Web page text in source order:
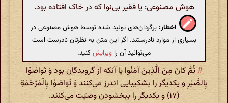
هوش مصنوعی: یا فقیر بی‌نوا که در خاک افتاده بود.
اخطار: برگردان‌های تولید شده توسط هوش مصنوعی در
بسیاری از موارد نادرستند. اگر این متن به نظرتان نادرست است
می‌توانید آن را ویرایشکنید.
# ثُمَّ کانَ مِنَ الَّذِینَ آمَنُوا یا آنکه از گرویدگان بود وَ تَواصَوْا
بِالصَّبْرِ و یکدیگر را بشکیبایی اندرز می‌کنند وَ تَواصَوْا بِالْمَرْحَمَةِ
(۱۷) و یکدیگر را ببخشودن وصیّت می‌کنند.